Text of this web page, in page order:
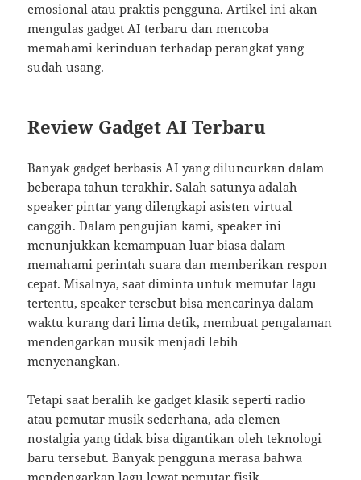
emosional atau praktis pengguna. Artikel ini akan
mengulas gadget AI terbaru dan mencoba
memahami kerinduan terhadap perangkat yang
sudah usang.
Review Gadget AI Terbaru
Banyak gadget berbasis AI yang diluncurkan dalam
beberapa tahun terakhir. Salah satunya adalah
speaker pintar yang dilengkapi asisten virtual
canggih. Dalam pengujian kami, speaker ini
menunjukkan kemampuan luar biasa dalam
memahami perintah suara dan memberikan respon
cepat. Misalnya, saat diminta untuk memutar lagu
tertentu, speaker tersebut bisa mencarinya dalam
waktu kurang dari lima detik, membuat pengalaman
mendengarkan musik menjadi lebih
menyenangkan.
Tetapi saat beralih ke gadget klasik seperti radio
atau pemutar musik sederhana, ada elemen
nostalgia yang tidak bisa digantikan oleh teknologi
baru tersebut. Banyak pengguna merasa bahwa